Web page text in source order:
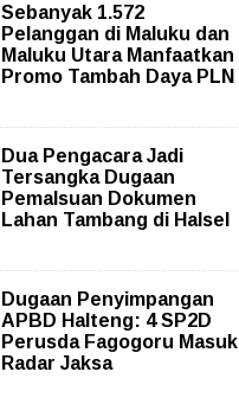
Sebanyak 1.572
Pelanggan di Maluku dan
Maluku Utara Manfaatkan
Promo Tambah Daya PLN
Dua Pengacara Jadi
Tersangka Dugaan
Pemalsuan Dokumen
Lahan Tambang di Halsel
Dugaan Penyimpangan
APBD Halteng: 4 SP2D
Perusda Fagogoru Masuk
Radar Jaksa